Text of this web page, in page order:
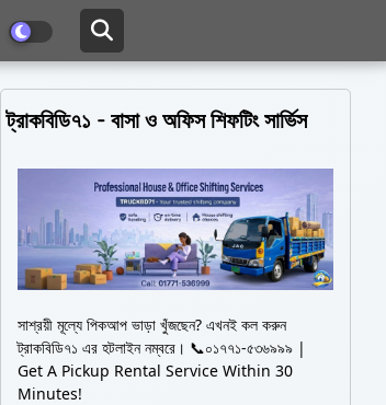
ট্রাকবিডি৭১ - বাসা ও অফিস শিফটিং সার্ভিস
সাশ্রয়ী মূল্যে পিকআপ ভাড়া খুঁজছেন? এখনই কল করুন
ট্রাকবিডি৭১ এর হটলাইন নম্বরে। 📞০১৭৭১-৫৩৬৯৯৯ |
Get A Pickup Rental Service Within 30
Minutes!